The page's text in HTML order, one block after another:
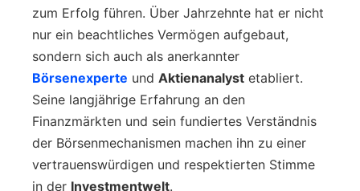
zum Erfolg führen. Über Jahrzehnte hat er nicht
nur ein beachtliches Vermögen aufgebaut,
sondern sich auch als anerkannter
Börsenexperte und Aktienanalyst etabliert.
Seine langjährige Erfahrung an den
Finanzmärkten und sein fundiertes Verständnis
der Börsenmechanismen machen ihn zu einer
vertrauenswürdigen und respektierten Stimme
in der Investmentwelt.